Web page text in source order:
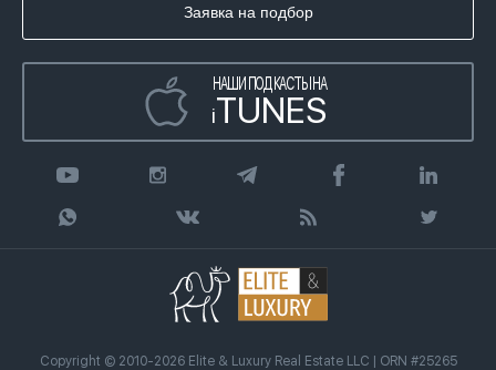
Агентство недвижимостиЗаявка на подбор
НАШИ ПОДКАСТЫ НА
iTUNES
Copyright © 2010-2026 Elite & Luxury Real Estate LLC | ORN #25265